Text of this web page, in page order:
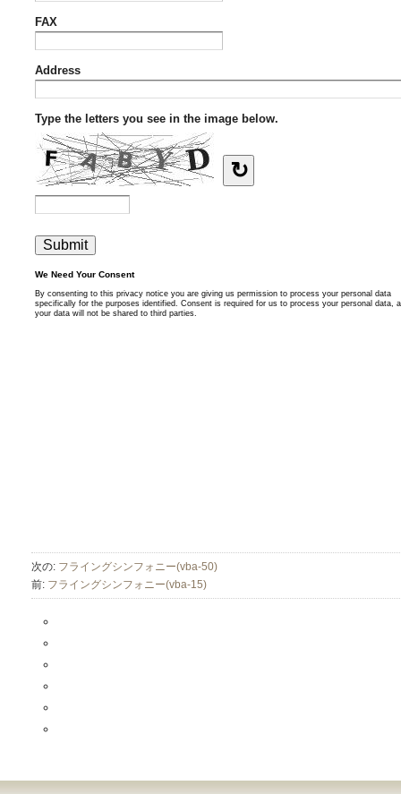
次の: フライングシンフォニー(vba-50)
前: フライングシンフォニー(vba-15)